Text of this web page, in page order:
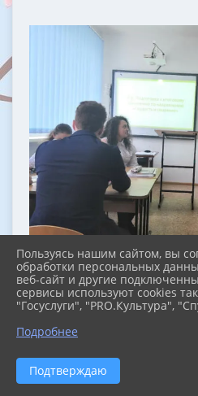
Пользуясь нашим сайтом, вы
обработки персональных
веб-сайт и другие
сервисы используют cookies
"Госуслуги", "PRO.Культура",
Подробнее
Подтверждаю